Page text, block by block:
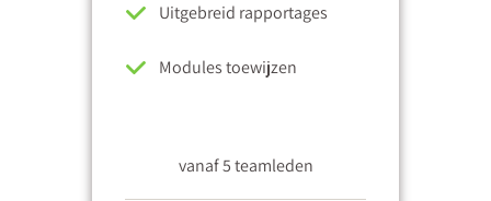
Uitgebreid rapportages
Modules toewijzen
vanaf 5 teamleden